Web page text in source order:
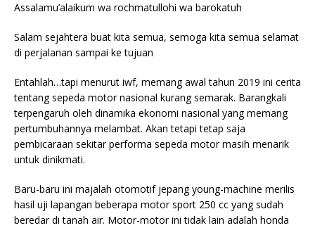
Assalamu’alaikum wa rochmatullohi wa barokatuh
Salam sejahtera buat kita semua, semoga kita semua selamat
di perjalanan sampai ke tujuan
Entahlah…tapi menurut iwf, memang awal tahun 2019 ini cerita
tentang sepeda motor nasional kurang semarak. Barangkali
terpengaruh oleh dinamika ekonomi nasional yang memang
pertumbuhannya melambat. Akan tetapi tetap saja
pembicaraan sekitar performa sepeda motor masih menarik
untuk dinikmati.
Baru-baru ini majalah otomotif jepang young-machine merilis
hasil uji lapangan beberapa motor sport 250 cc yang sudah
beredar di tanah air. Motor-motor ini tidak lain adalah honda